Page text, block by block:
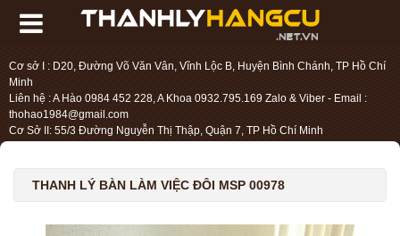
Cơ sở I : D20, Đường Võ Văn Vân, Vĩnh Lộc B, Huyện Bình Chánh, TP Hồ Chí
Minh
Liên hệ : A Hào 0984 452 228, A Khoa 0932.795.169 Zalo & Viber - Email :
thohao1984@gmail.com
Cơ Sở II: 55/3 Đường Nguyễn Thị Thập, Quận 7, TP Hồ Chí Minh
THANH LÝ BÀN LÀM VIỆC ĐÔI MSP 00978